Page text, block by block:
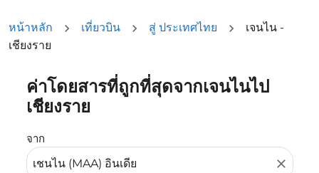
หน้าหลัก เที่ยวบิน สู่ ประเทศไทย
เจนไน -
เชียงราย
ค่าโดยสารที่ถูกที่สุดจากเจนไนไป
เชียงราย
จาก
close
ลองอัปเดตเส้นทางของคุณ (ต้นทางและ/หรือปลายทาง) หรื